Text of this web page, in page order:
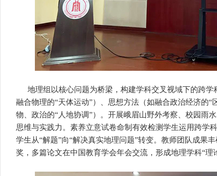
地理组以核心问题为桥梁，构建学科交叉视域下的跨
融合物理的“天体运动”）、思想方法（如融合政治经济的“
物、政治的“人地协调”）。开展峨眉山野外考察、校园雨
思维与实践力。素养立意试卷命制有效检测学生运用跨学
学生从“解题”向“解决真实地理问题”转变。教师团队成果
奖，多篇论文在中国教育学会年会交流，形成地理学科“理